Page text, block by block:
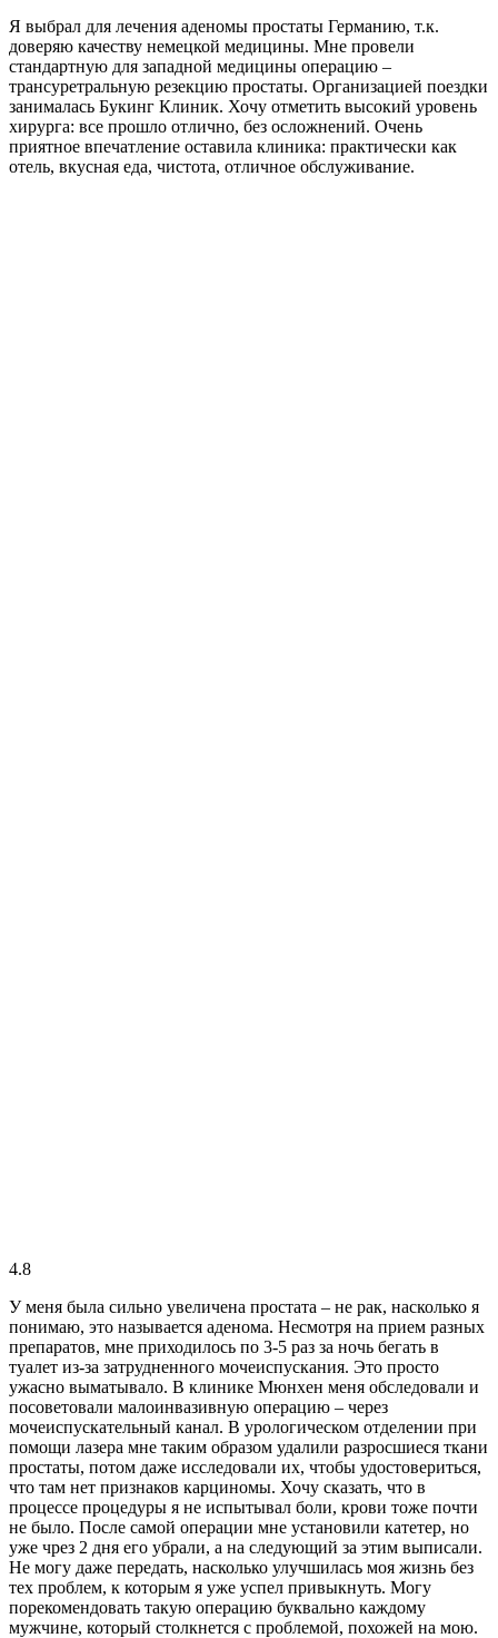
Я выбрал для лечения аденомы простаты Германию, т.к.
доверяю качеству немецкой медицины. Мне провели
стандартную для западной медицины операцию –
трансуретральную резекцию простаты. Организацией поездки
занималась Букинг Клиник. Хочу отметить высокий уровень
хирурга: все прошло отлично, без осложнений. Очень
приятное впечатление оставила клиника: практически как
отель, вкусная еда, чистота, отличное обслуживание.
4.8
У меня была сильно увеличена простата – не рак, насколько я
понимаю, это называется аденома. Несмотря на прием разных
препаратов, мне приходилось по 3-5 раз за ночь бегать в
туалет из-за затрудненного мочеиспускания. Это просто
ужасно выматывало. В клинике Мюнхен меня обследовали и
посоветовали малоинвазивную операцию – через
мочеиспускательный канал. В урологическом отделении при
помощи лазера мне таким образом удалили разросшиеся ткани
простаты, потом даже исследовали их, чтобы удостовериться,
что там нет признаков карциномы. Хочу сказать, что в
процессе процедуры я не испытывал боли, крови тоже почти
не было. После самой операции мне установили катетер, но
уже чрез 2 дня его убрали, а на следующий за этим выписали.
Не могу даже передать, насколько улучшилась моя жизнь без
тех проблем, к которым я уже успел привыкнуть. Могу
порекомендовать такую операцию буквально каждому
мужчине, который столкнется с проблемой, похожей на мою.